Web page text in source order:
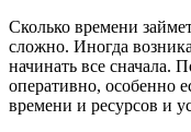
Сколько времени
сложно. Иногда
начинать все сначала.
оперативно, особенно
времени и ресурсов и